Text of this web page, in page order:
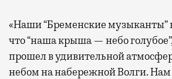
«Наши “Бременские музыканты”
что “наша крыша — небо
прошел в удивительной
небом на набережной Волги. Нам